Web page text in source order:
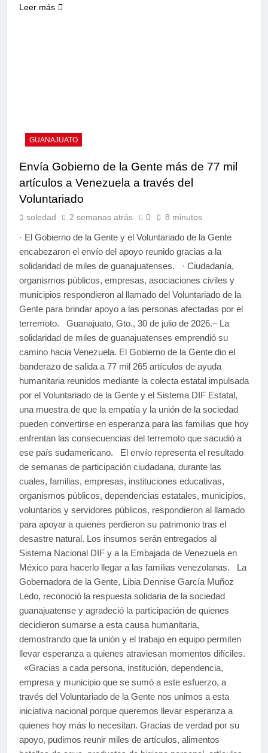
Leer más
GUANAJUATO
Envía Gobierno de la Gente más de 77 mil
artículos a Venezuela a través del
Voluntariado
soledad 2 semanas atrás 0 8 minutos
· El Gobierno de la Gente y el Voluntariado de la Gente
encabezaron el envío del apoyo reunido gracias a la
solidaridad de miles de guanajuatenses. · Ciudadanía,
organismos públicos, empresas, asociaciones civiles y
municipios respondieron al llamado del Voluntariado de la
Gente para brindar apoyo a las personas afectadas por el
terremoto. Guanajuato, Gto., 30 de julio de 2026.– La
solidaridad de miles de guanajuatenses emprendió su
camino hacia Venezuela. El Gobierno de la Gente dio el
banderazo de salida a 77 mil 265 artículos de ayuda
humanitaria reunidos mediante la colecta estatal impulsada
por el Voluntariado de la Gente y el Sistema DIF Estatal,
una muestra de que la empatía y la unión de la sociedad
pueden convertirse en esperanza para las familias que hoy
enfrentan las consecuencias del terremoto que sacudió a
ese país sudamericano. El envío representa el resultado
de semanas de participación ciudadana, durante las
cuales, familias, empresas, instituciones educativas,
organismos públicos, dependencias estatales, municipios,
voluntarios y servidores públicos, respondieron al llamado
para apoyar a quienes perdieron su patrimonio tras el
desastre natural. Los insumos serán entregados al
Sistema Nacional DIF y a la Embajada de Venezuela en
México para hacerlo llegar a las familias venezolanas. La
Gobernadora de la Gente, Libia Dennise García Muñoz
Ledo, reconoció la respuesta solidaria de la sociedad
guanajuatense y agradeció la participación de quienes
decidieron sumarse a esta causa humanitaria,
demostrando que la unión y el trabajo en equipo permiten
llevar esperanza a quienes atraviesan momentos difíciles.
«Gracias a cada persona, institución, dependencia,
empresa y municipio que se sumó a este esfuerzo, a
través del Voluntariado de la Gente nos unimos a esta
iniciativa nacional porque queremos llevar esperanza a
quienes hoy más lo necesitan. Gracias de verdad por su
apoyo, pudimos reunir miles de artículos, alimentos